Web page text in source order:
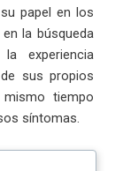
papel en los
la búsqueda
experiencia
sus propios
tiempo
síntomas.